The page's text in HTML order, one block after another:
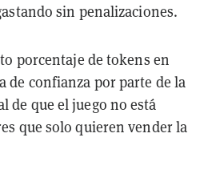
sin penalizaciones.
porcentaje de tokens en
de confianza por parte de la
de que el juego no está
que solo quieren vender la